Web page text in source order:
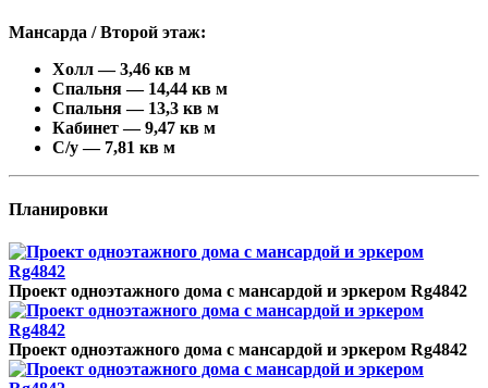
Мансарда / Второй этаж:
Холл — 3,46 кв м
Спальня — 14,44 кв м
Спальня — 13,3 кв м
Кабинет — 9,47 кв м
С/у — 7,81 кв м
Планировки
Проект одноэтажного дома с мансардой и эркером Rg4842
Проект одноэтажного дома с мансардой и эркером Rg4842